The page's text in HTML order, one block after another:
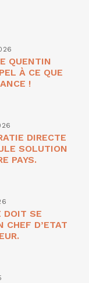
QUENTIN
À CE QUE
!
DIRECTE
SOLUTION
PAYS.
DOIT SE
CHEF D’ETAT